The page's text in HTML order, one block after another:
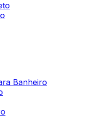
Banheiro